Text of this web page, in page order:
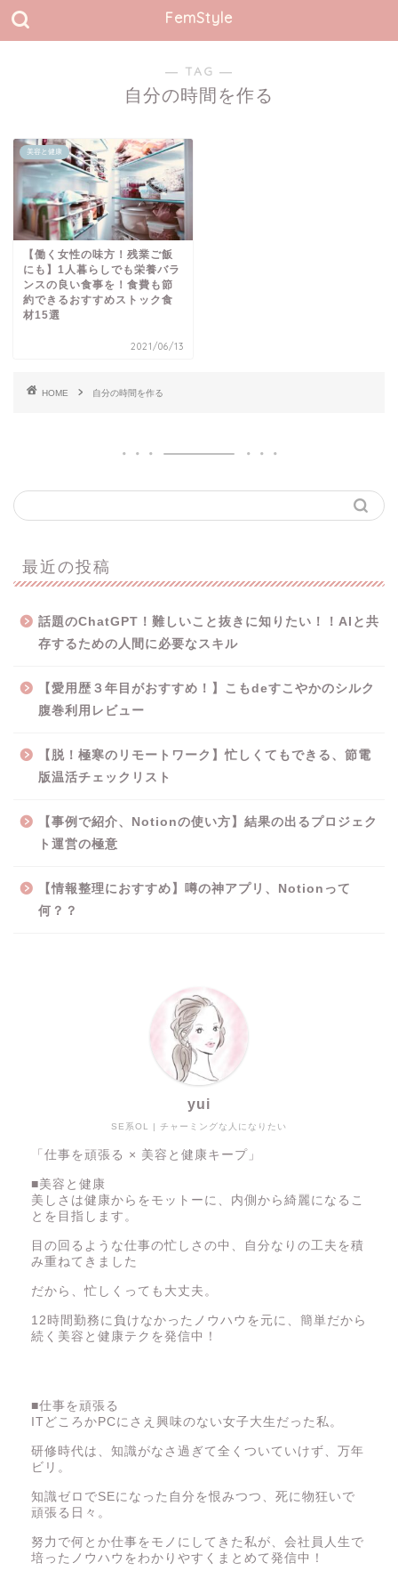
FemStyle
― TAG ―
自分の時間を作る
美容と健康
【働く女性の味方！残業ご飯
にも】1人暮らしでも栄養バラ
ンスの良い食事を！食費も節
約できるおすすめストック食
材15選
2021/06/13
HOME 自分の時間を作る
最近の投稿
話題のChatGPT！難しいこと抜きに知りたい！！AIと共
存するための人間に必要なスキル
【愛用歴３年目がおすすめ！】こもdeすこやかのシルク
腹巻利用レビュー
【脱！極寒のリモートワーク】忙しくてもできる、節電
版温活チェックリスト
【事例で紹介、Notionの使い方】結果の出るプロジェク
ト運営の極意
【情報整理におすすめ】噂の神アプリ、Notionって
何？？
SE系OL | チャーミングな人になりたい
yui
「仕事を頑張る × 美容と健康キープ」
■美容と健康
美しさは健康からをモットーに、内側から綺麗になるこ
とを目指します。
目の回るような仕事の忙しさの中、自分なりの工夫を積
み重ねてきました
だから、忙しくっても大丈夫。
12時間勤務に負けなかったノウハウを元に、簡単だから
続く美容と健康テクを発信中！
■仕事を頑張る
ITどころかPCにさえ興味のない女子大生だった私。
研修時代は、知識がなさ過ぎて全くついていけず、万年
ビリ。
知識ゼロでSEになった自分を恨みつつ、死に物狂いで
頑張る日々。
努力で何とか仕事をモノにしてきた私が、会社員人生で
培ったノウハウをわかりやすくまとめて発信中！
仕事
人間関係
美容と健康